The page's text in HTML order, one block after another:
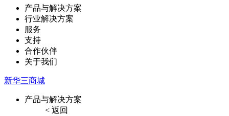
产品与解决方案
行业解决方案
服务
支持
合作伙伴
关于我们
新华三商城
产品与解决方案
< 返回